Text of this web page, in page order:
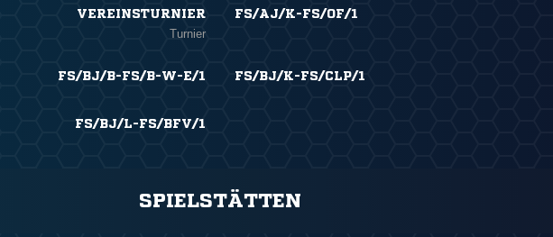
VEREINSTURNIER
Turnier
FS/AJ/K-FS/OF/1
FS/BJ/B-FS/B-W-E/1 FS/BJ/K-FS/CLP/1
FS/BJ/L-FS/BFV/1
SPIELSTÄTTEN